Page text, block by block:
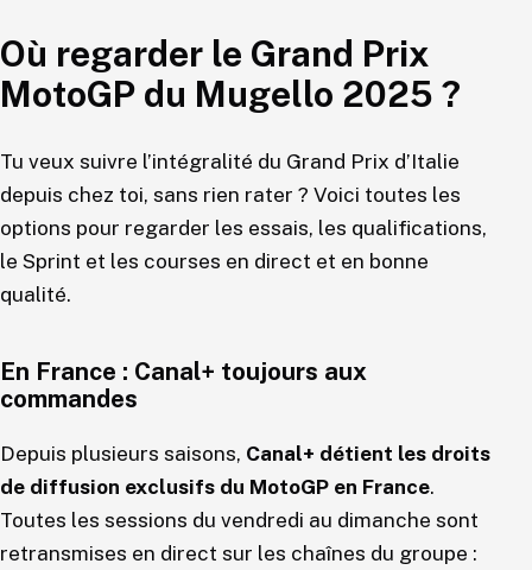
Où regarder le Grand Prix
MotoGP du Mugello 2025 ?
Tu veux suivre l’intégralité du Grand Prix d’Italie
depuis chez toi, sans rien rater ? Voici toutes les
options pour regarder les essais, les qualifications,
le Sprint et les courses en direct et en bonne
qualité.
En France : Canal+ toujours aux
commandes
Depuis plusieurs saisons, Canal+ détient les droits
de diffusion exclusifs du MotoGP en France.
Toutes les sessions du vendredi au dimanche sont
retransmises en direct sur les chaînes du groupe :